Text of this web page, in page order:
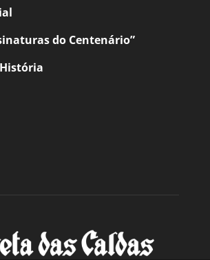
do Centenário”